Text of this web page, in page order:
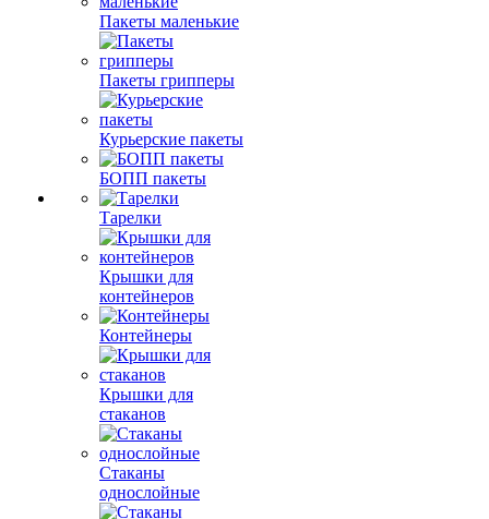
Пакеты маленькие
Пакеты грипперы
Курьерские пакеты
БОПП пакеты
Тарелки
Крышки для
контейнеров
Контейнеры
Крышки для
стаканов
Стаканы
однослойные